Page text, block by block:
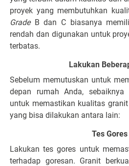
proyek yang membutuhkan
GradeB dan C biasanya
rendah dan digunakan untuk
terbatas.
Lakukan
Sebelum memutuskan untuk
depan rumah Anda, sebaiknya
untuk memastikan kualitas
yang bisa dilakukan antara lain:
Tes Gores
Lakukan tes gores untuk
terhadap goresan. Granit